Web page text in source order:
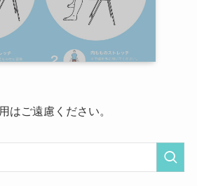
はご遠慮ください。